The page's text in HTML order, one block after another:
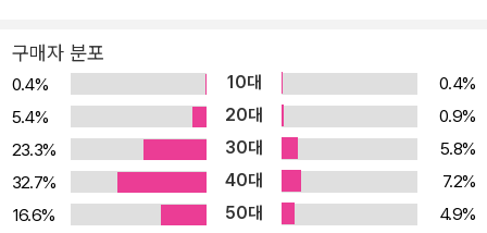
갔다가 돌아온 사람이 없어. 2065년, 그다지 멀지 않은 미래다. 그때
세상은 어떤 모습이고 가족들은 어떻게 변해있을까? 더 이상 소중한
사람들이 곁에 없고, 얼굴마저 선명하게 떠오르지 않을 만큼 빈자리
가 오래되었을지도 모른다. 미래의 내가 과거를 그리워하며 목숨을
건 시간 여행을 시도해 지금 여기로 왔다면 어떤 심정일까? 『곰탕』은
부모에게 버려져 고아원에서 18년을 자라고, 주방에서 26년을 산 우
구매자 분포
0.4% 10대
0.4%
5.4%
20대
0.9%
23.3%
30대
5.8%
32.7%
40대
7.2%
16.6%
50대
4.9%